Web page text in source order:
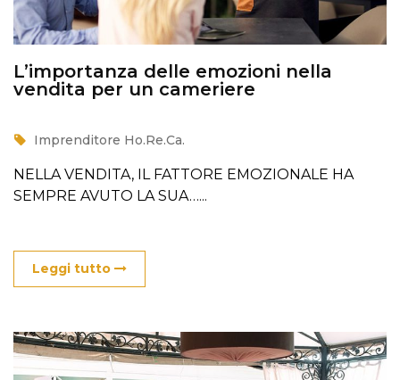
L’importanza delle emozioni nella
vendita per un cameriere
Imprenditore Ho.Re.Ca.
NELLA VENDITA, IL FATTORE EMOZIONALE HA
SEMPRE AVUTO LA SUA…...
Leggi tutto